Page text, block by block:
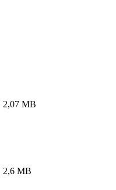
2,07 MB
2,6 MB